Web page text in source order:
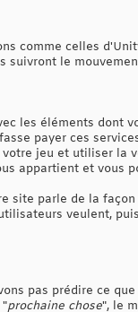
comme celles
suivront le
les éléments dont
payer ces
jeu et utiliser la
appartient et vous
site parle de la
veulent,
pas prédire ce
"prochaine chose", le